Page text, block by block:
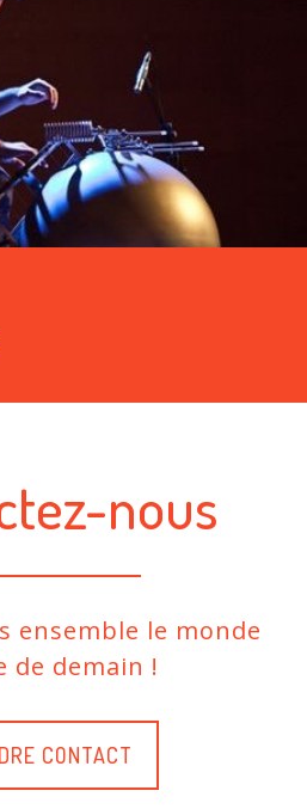
nous
ensemble le monde
de demain !
CONTACT